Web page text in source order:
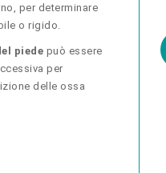
per determinare
o rigido.
piede può essere
per
delle ossa